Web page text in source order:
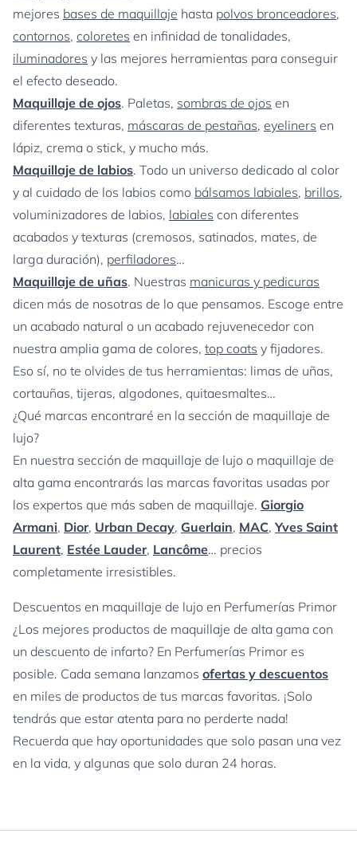
mejores bases de maquillaje hasta polvos bronceadores,
contornos, coloretes en infinidad de tonalidades,
iluminadores y las mejores herramientas para conseguir
el efecto deseado.
Maquillaje de ojos. Paletas, sombras de ojos en
diferentes texturas, máscaras de pestañas, eyeliners en
lápiz, crema o stick, y mucho más.
Maquillaje de labios. Todo un universo dedicado al color
y al cuidado de los labios como bálsamos labiales, brillos,
voluminizadores de labios, labiales con diferentes
acabados y texturas (cremosos, satinados, mates, de
larga duración), perfiladores…
Maquillaje de uñas. Nuestras manicuras y pedicuras
dicen más de nosotras de lo que pensamos. Escoge entre
un acabado natural o un acabado rejuvenecedor con
nuestra amplia gama de colores, top coats y fijadores.
Eso sí, no te olvides de tus herramientas: limas de uñas,
cortauñas, tijeras, algodones, quitaesmaltes…
¿Qué marcas encontraré en la sección de maquillaje de
lujo?
En nuestra sección de maquillaje de lujo o maquillaje de
alta gama encontrarás las marcas favoritas usadas por
los expertos que más saben de maquillaje. Giorgio
Armani, Dior, Urban Decay, Guerlain, MAC, Yves Saint
Laurent, Estée Lauder, Lancôme… precios
completamente irresistibles.
Descuentos en maquillaje de lujo en Perfumerías Primor
¿Los mejores productos de maquillaje de alta gama con
un descuento de infarto? En Perfumerías Primor es
posible. Cada semana lanzamos ofertas y descuentos
en miles de productos de tus marcas favoritas. ¡Solo
tendrás que estar atenta para no perderte nada!
Recuerda que hay oportunidades que solo pasan una vez
en la vida, y algunas que solo duran 24 horas.